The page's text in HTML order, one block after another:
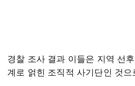
경찰 조사 결과 이들은 지역 선
계로 얽힌 조직적 사기단인 것